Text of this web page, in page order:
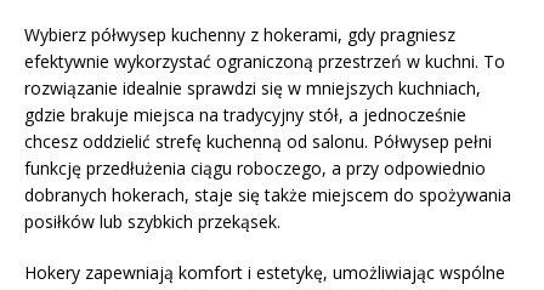
Wybierz półwysep kuchenny z hokerami, gdy pragniesz
efektywnie wykorzystać ograniczoną przestrzeń w kuchni. To
rozwiązanie idealnie sprawdzi się w mniejszych kuchniach,
gdzie brakuje miejsca na tradycyjny stół, a jednocześnie
chcesz oddzielić strefę kuchenną od salonu. Półwysep pełni
funkcję przedłużenia ciągu roboczego, a przy odpowiednio
dobranych hokerach, staje się także miejscem do spożywania
posiłków lub szybkich przekąsek.
Hokery zapewniają komfort i estetykę, umożliwiając wspólne